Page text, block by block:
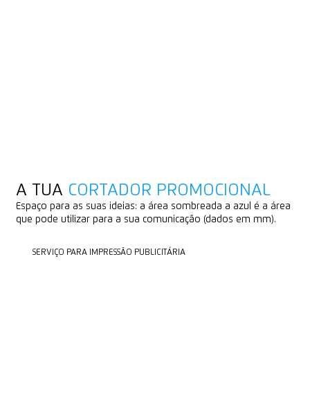
A TUA CORTADOR PROMOCIONAL
Espaço para as suas ideias: a área sombreada a azul é a área
que pode utilizar para a sua comunicação (dados em mm).
SERVIÇO PARA IMPRESSÃO PUBLICITÁRIA